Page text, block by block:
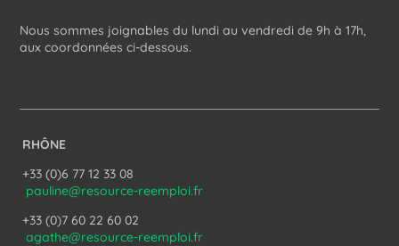
Nous sommes joignables du lundi au vendredi de 9h à 17h,
aux coordonnées ci-dessous.
RHÔNE
+33 (0)6 77 12 33 08
pauline@resource-reemploi.fr
+33 (0)7 60 22 60 02
agathe@resource-reemploi.fr